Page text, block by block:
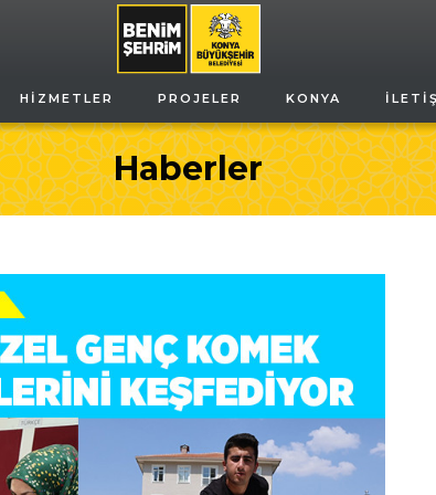
HIZMETLER PROJELER KONYA
Haberler